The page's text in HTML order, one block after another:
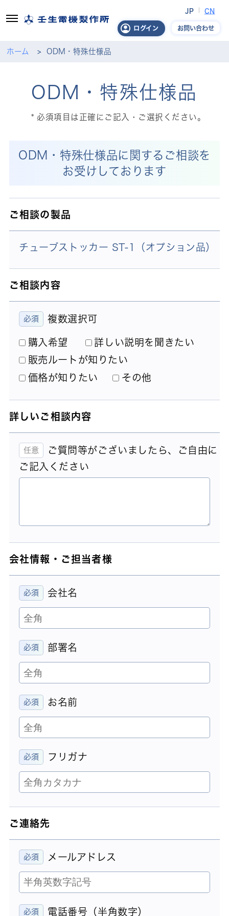
ログイン
JP CN
お問い合わせ
ホーム ODM・特殊仕様品
ODM・特殊仕様品
必須項目は正確にご記入・ご選択ください。
ODM・特殊仕様品に関するご相談を
お受けしております
ご相談の製品
チューブストッカー ST-1（オプション品）
ご相談内容
複数選択可
購入希望
詳しい説明を聞きたい
販売ルートが知りたい
価格が知りたい
その他
詳しいご相談内容
ご質問等がございましたら、ご自由に
ご記入ください
会社情報・ご担当者様
会社名
部署名
お名前
フリガナ
ご連絡先
メールアドレス
電話番号（半角数字）